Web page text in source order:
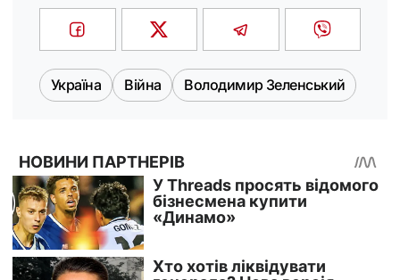
Україна Війна Володимир Зеленський